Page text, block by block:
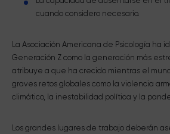
cuando considero necesario.
La Asociación Americana de Psicología ha
Generación Z como la generación más
atribuye a que ha crecido mientras el
graves retos globales como la violencia
climático, la inestabilidad política y la
Los grandes lugares de trabajo deberán